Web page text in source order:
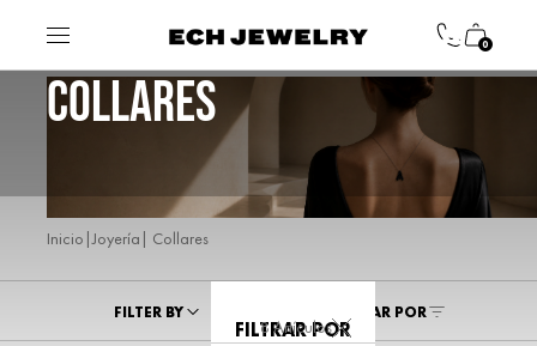
0
COLLARES
Inicio |Joyería | Collares
FILTRAR POR
8 Artículos
FILTER BY ORDENAR POR